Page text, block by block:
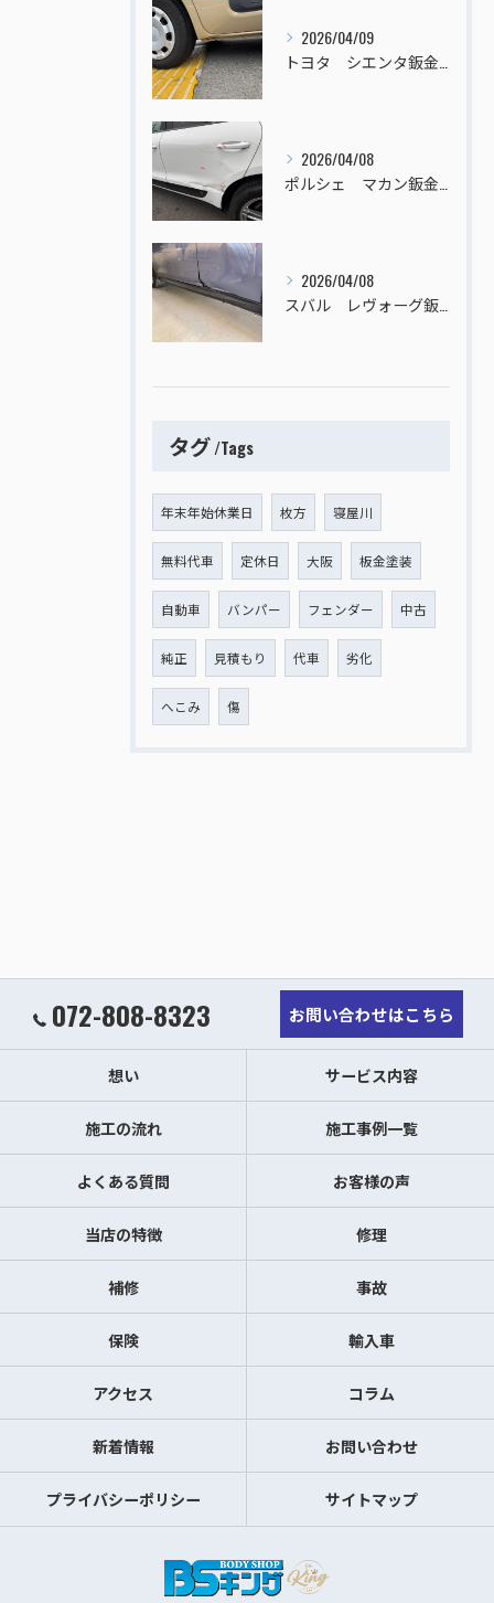
2026/04/09
2026/04/08
2026/04/08
タグ Tags
年末年始休業日 枚方 寝屋川
無料代車 定休日 大阪 板金塗装
自動車 バンパー フェンダー 中古
純正 見積もり 代車 劣化
へこみ 傷
072-808-8323 お問い合わせはこちら
想い サービス内容
施工の流れ 施工事例一覧
よくある質問 お客様の声
当店の特徴 修理
補修 事故
保険 輸入車
アクセス コラム
新着情報 お問い合わせ
プライバシーポリシー サイトマップ